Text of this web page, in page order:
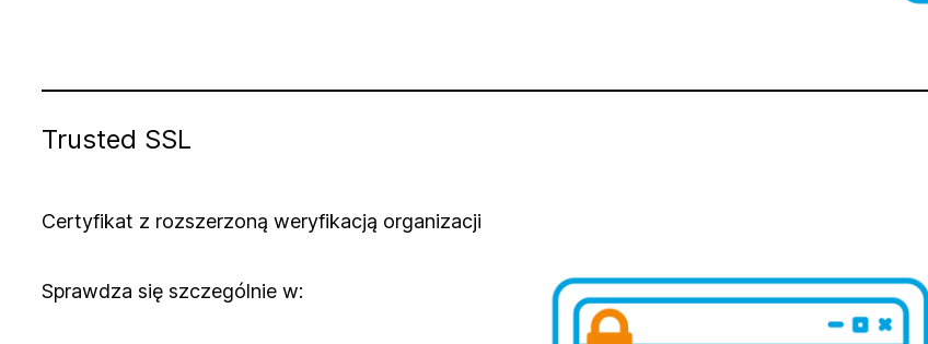
Trusted SSL
Certyfikat z rozszerzoną weryfikacją organizacji
Sprawdza się szczególnie w: